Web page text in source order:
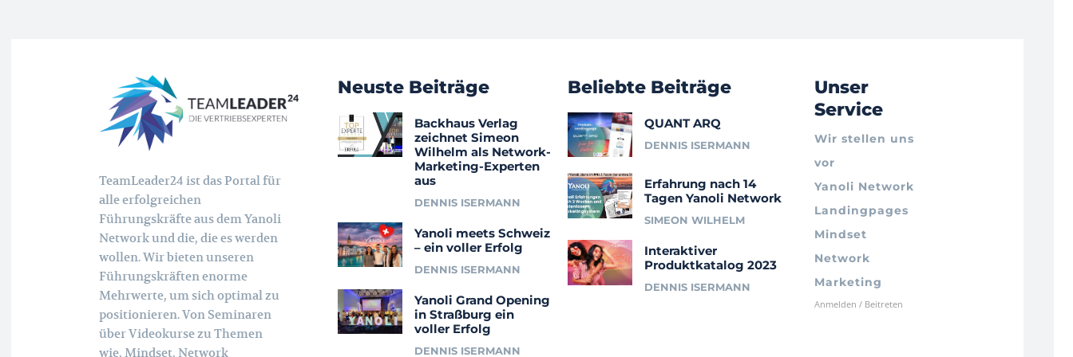
TeamLeader24 ist das Portal für
alle erfolgreichen
Führungskräfte aus dem Yanoli
Network und die, die es werden
wollen. Wir bieten unseren
Führungskräften enorme
Mehrwerte, um sich optimal zu
positionieren. Von Seminaren
über Videokurse zu Themen
wie, Mindset, Network
Neuste Beiträge
Backhaus Verlag
zeichnet Simeon
Wilhelm als Network-
Marketing-Experten
aus
DENNIS ISERMANN
Yanoli meets Schweiz
– ein voller Erfolg
DENNIS ISERMANN
Yanoli Grand Opening
in Straßburg ein
voller Erfolg
DENNIS ISERMANN
Beliebte Beiträge
QUANT ARQ
DENNIS ISERMANN
Erfahrung nach 14
Tagen Yanoli Network
SIMEON WILHELM
Interaktiver
Produktkatalog 2023
DENNIS ISERMANN
Unser
Service
Wir stellen uns
vor
Yanoli Network
Landingpages
Mindset
Network
Marketing
Anmelden / Beitreten